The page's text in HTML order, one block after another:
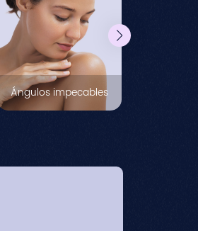
Ángulos impecables